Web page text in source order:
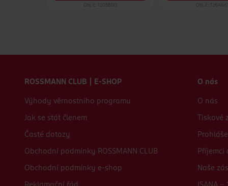
Obj. č.: 1205800 Obj. č.: 1264661
ROSSMANN CLUB | E-SHOP
Výhody věrnostního programu
Jak se stát členem
Časté dotazy
Obchodní podmínky ROSSMANN CLUB
Obchodní podmínky e-shop
O nás
O nás
Tiskové
Příjemci
Naše